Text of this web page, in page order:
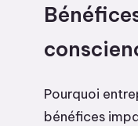
Pourquoi
bénéfices